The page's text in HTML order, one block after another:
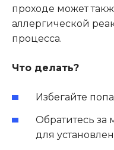
проходе может
аллергической
процесса.
Что делать?
Избегайте
Обратитесь
для